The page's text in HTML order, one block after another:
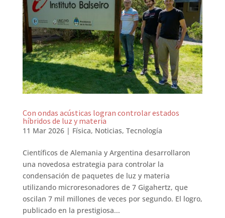
Con ondas acústicas logran controlar estados
híbridos de luz y materia
11 Mar 2026| Física, Noticias, Tecnología
Científicos de Alemania y Argentina desarrollaron
una novedosa estrategia para controlar la
condensación de paquetes de luz y materia
utilizando microresonadores de 7 Gigahertz, que
oscilan 7 mil millones de veces por segundo. El logro,
publicado en la prestigiosa...